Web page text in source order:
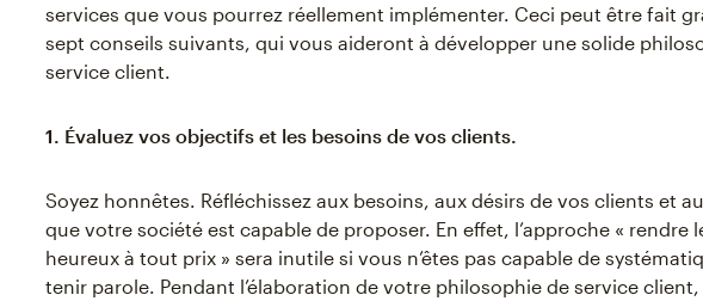
services que vous pourrez réellement implémenter. Ceci peut être fait
sept conseils suivants, qui vous aideront à développer une solide
service client.
1. Évaluez vos objectifs et les besoins de vos clients.
Soyez honnêtes. Réfléchissez aux besoins, aux désirs de vos clients et
que votre société est capable de proposer. En effet, l’approche « rendre
heureux à tout prix » sera inutile si vous n’êtes pas capable de
tenir parole. Pendant l’élaboration de votre philosophie de service